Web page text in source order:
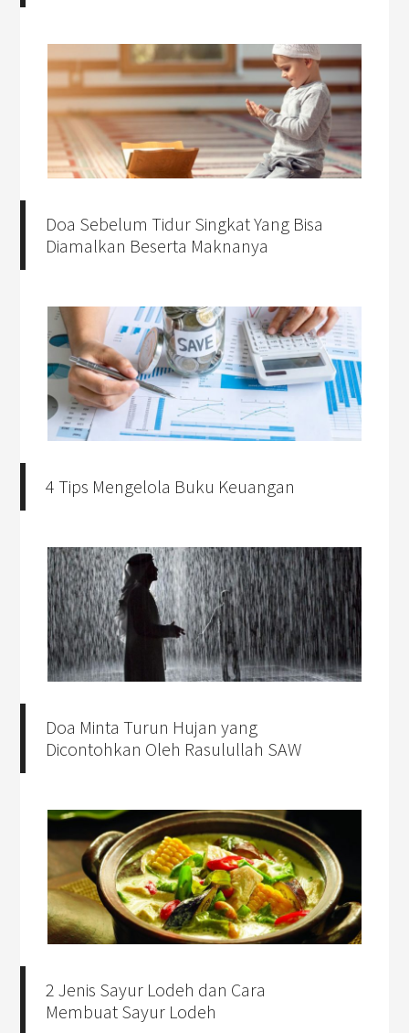
Doa Sebelum Tidur Singkat Yang Bisa
Diamalkan Beserta Maknanya
4 Tips Mengelola Buku Keuangan
Doa Minta Turun Hujan yang
Dicontohkan Oleh Rasulullah SAW
2 Jenis Sayur Lodeh dan Cara
Membuat Sayur Lodeh